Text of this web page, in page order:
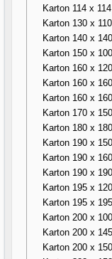
Karton 114 x
Karton 130 x
Karton 140 x
Karton 150 x
Karton 160 x
Karton 160 x
Karton 160 x
Karton 170 x
Karton 180 x
Karton 190 x
Karton 190 x
Karton 190 x
Karton 195 x
Karton 195 x
Karton 200 x
Karton 200 x
Karton 200 x